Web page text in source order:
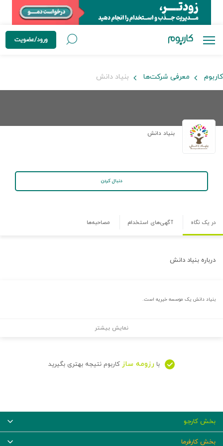
ورود/عضویت
کاربوم معرفی شرکت‌ها بنیاد دانش
بنیاد دانش
دنبال کردن
در یک نگاه آگهی‌های استخدام مصاحبه‌ها
درباره بنیاد دانش
بنیاد دانش یک موسسه خیریه است.
نمایش بیشتر
با رزومه ساز کاربوم نتیجه بهتری بگیرید
بخش کارجو
بخش کارفرما